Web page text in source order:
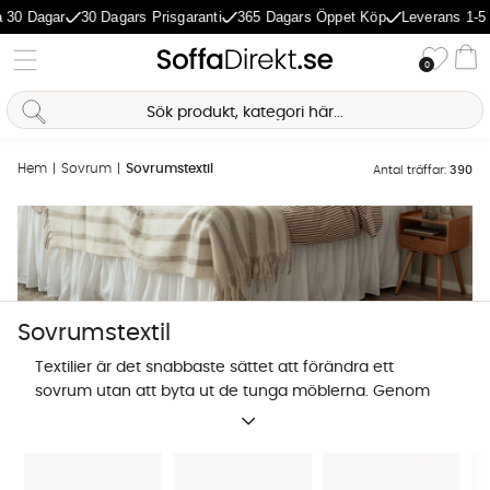
30 Dagars Prisgaranti 365 Dagars Öppet Köp Leverans 1-5 Dagar
0
Hem Sovrum Sovrumstextil Antal träffar: 390
Sovrumstextil
Textilier är det snabbaste sättet att förändra ett
sovrum utan att byta ut de tunga möblerna. Genom
att kombinera svalt linne med mjuk bomull skapar du